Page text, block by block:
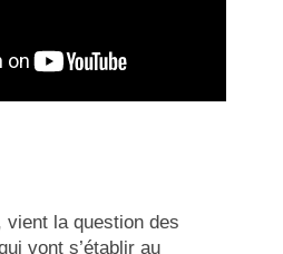
la question des
vont s’établir au